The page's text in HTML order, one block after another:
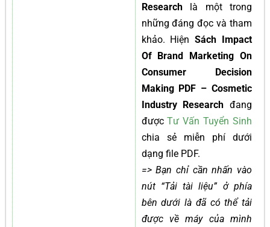
Researchlà một trong
những đáng đọc và tham
khảo. HiệnSách Impact
Of Brand Marketing On
Consumer Decision
Making PDF – Cosmetic
Industry Research đang
đượcTư Vấn Tuyển Sinh
chia sẻ miễn phí dưới
dạng file PDF.
=> Bạn chỉ cần nhấn vào
nút “Tải tài liệu” ở phía
bên dưới là đã có thể tải
được về máy của mình